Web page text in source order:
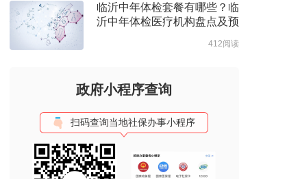
临沂中年体检套餐有哪些？临
沂中年体检医疗机构盘点及预
412阅读
政府小程序查询
扫码查询当地社保办事小程序